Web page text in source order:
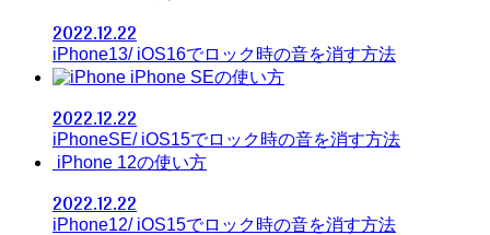
2022.12.22
iPhone13/ iOS16でロック時の音を消す方法
iPhone SEの使い方
2022.12.22
iPhoneSE/ iOS15でロック時の音を消す方法
iPhone 12の使い方
2022.12.22
iPhone12/ iOS15でロック時の音を消す方法